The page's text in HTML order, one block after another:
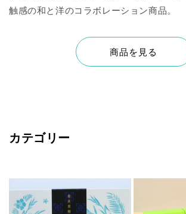
触感の和と洋のコラボレーション商品。
商品を見る
カテゴリー